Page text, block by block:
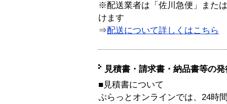
※配送業者は「佐川急便」また
けます
⇒配送について詳しくはこちら
見積書・請求書・納品書等の
■見積書について
ぷらっとオンラインでは、24時